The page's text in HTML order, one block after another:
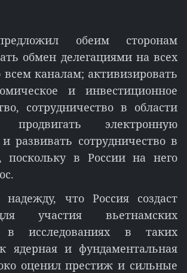
обеим сторонам
обмен делегациями на всех
каналам; активизировать
и инвестиционное
сотрудничество в области
продвигать электронную
развивать сотрудничество в
поскольку в России на него
что Россия создаст
участия вьетнамских
в исследованиях в таких
ядерная и фундаментальная
оценил престиж и сильные